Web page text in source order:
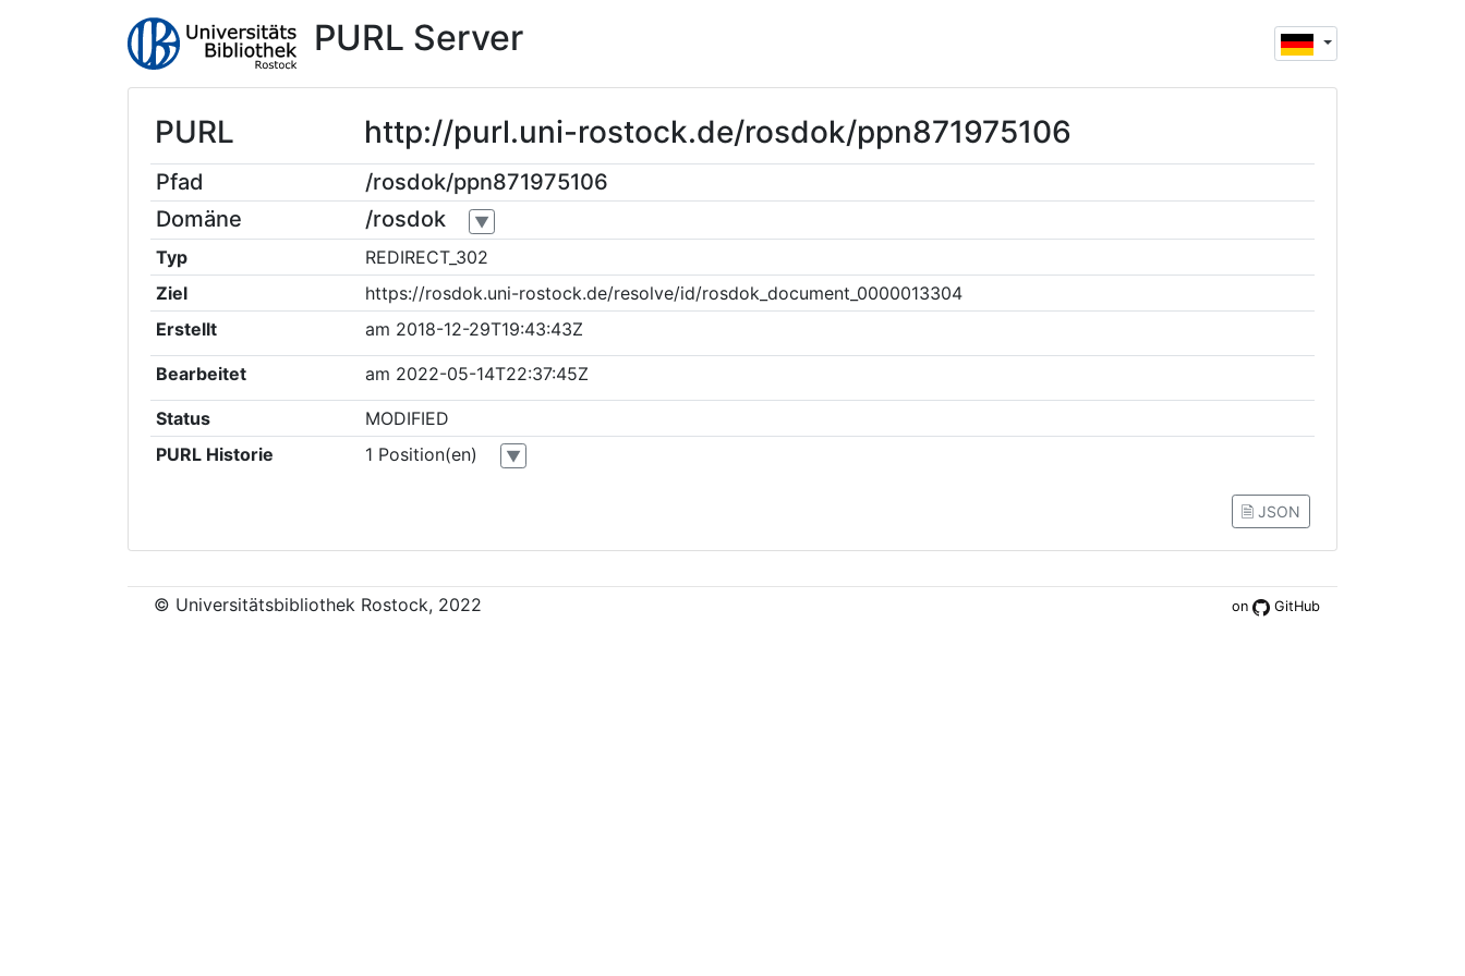
PURL Server
PURL http://purl.uni-rostock.de/rosdok/ppn871975106
Pfad
/rosdok/ppn871975106
Domäne
/rosdok ▼
Typ
REDIRECT_302
Ziel
https://rosdok.uni-rostock.de/resolve/id/rosdok_document_0000013304
Erstellt
am 2018-12-29T19:43:43Z
Bearbeitet am 2022-05-14T22:37:45Z
Status
MODIFIED
PURL Historie
1 Position(en) ▼
🗎 JSON
on GitHub
© Universitätsbibliothek Rostock, 2022